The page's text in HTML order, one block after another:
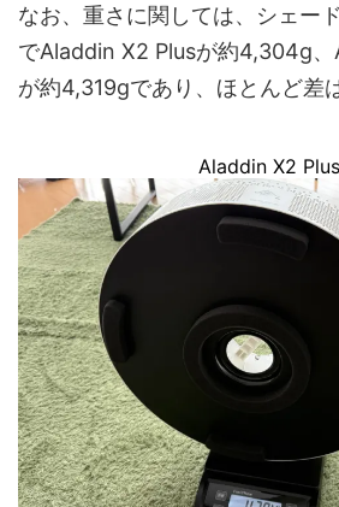
なお、重さに関しては、シェー
でAladdin X2 Plusが約4,304g
が約4,319gであり、ほとんど差
Aladdin X2 Plus